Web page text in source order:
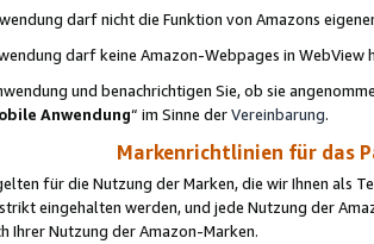
darf nicht die Funktion von Amazons
darf keine Amazon-Webpages in WebView
und benachrichtigen Sie, ob sie
Anwendung“ im Sinne derVereinbarung.
Markenrichtlinien für das
für die Nutzung der Marken, die wir Ihnen als
eingehalten werden, und jede Nutzung der
Ihrer Nutzung der Amazon-Marken.